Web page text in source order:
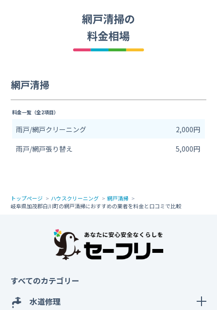
網戸清掃の
料金相場
網戸清掃
料金一覧（全2項目）
雨戸/網戸クリーニング
2,000円
雨戸/網戸張り替え
5,000円
トップページ ハウスクリーニング
網戸清掃
岐阜県加茂郡白川町の網戸清掃におすすめの業者を料金と口コミで比較
すべてのカテゴリー
水道修理